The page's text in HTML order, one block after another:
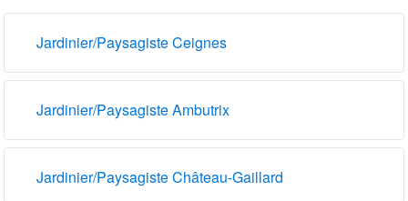
Jardinier/Paysagiste Ceignes
Jardinier/Paysagiste Ambutrix
Jardinier/Paysagiste Château-Gaillard